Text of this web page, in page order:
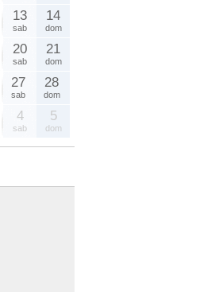
13
sab
14
dom
20
sab
21
dom
27
sab
28
dom
4
sab
5
dom